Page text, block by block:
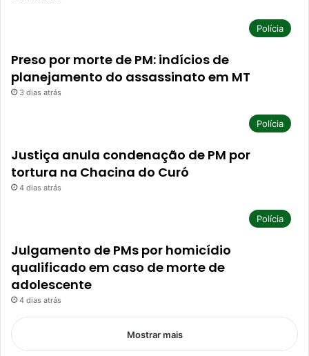
Polícia
Preso por morte de PM: indícios de
planejamento do assassinato em MT
3 dias atrás
Polícia
Justiça anula condenação de PM por
tortura na Chacina do Curó
4 dias atrás
Polícia
Julgamento de PMs por homicídio
qualificado em caso de morte de
adolescente
4 dias atrás
Mostrar mais